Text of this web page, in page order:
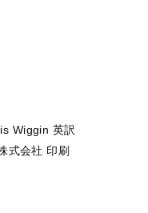
Wiggin 英訳
式会社 印刷